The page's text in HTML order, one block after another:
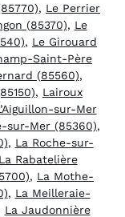
, Le Perrier
(85370), Le
, Le Girouard
Saint-Père
(85560),
, Lairoux
sur-Mer
sur-Mer (85360),
, La Roche-sur-
La Rabatelière
, La Mothe-
, La Meilleraie-
La Jaudonnière